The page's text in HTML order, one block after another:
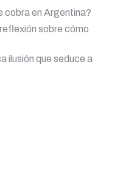
cobra en Argentina?
sobre cómo
ilusión que seduce a